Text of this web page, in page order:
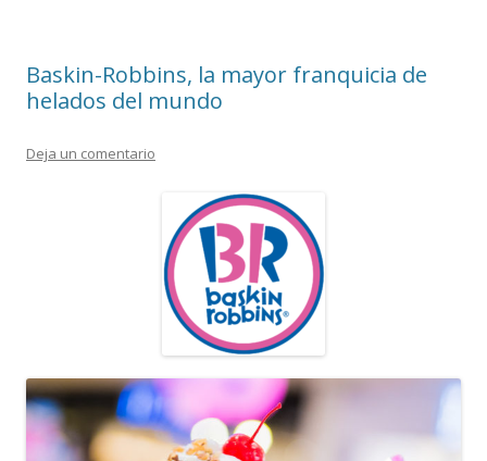
Baskin-Robbins, la mayor franquicia de
helados del mundo
Deja un comentario